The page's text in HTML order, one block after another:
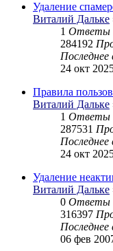
Удаление
Виталий Дальке
1 Ответы
284192
Последнее
24 окт
Правила
Виталий Дальке
1 Ответы
287531
Последнее
24 окт
Удаление
Виталий Дальке
0 Ответы
316397
Последнее
06 фев